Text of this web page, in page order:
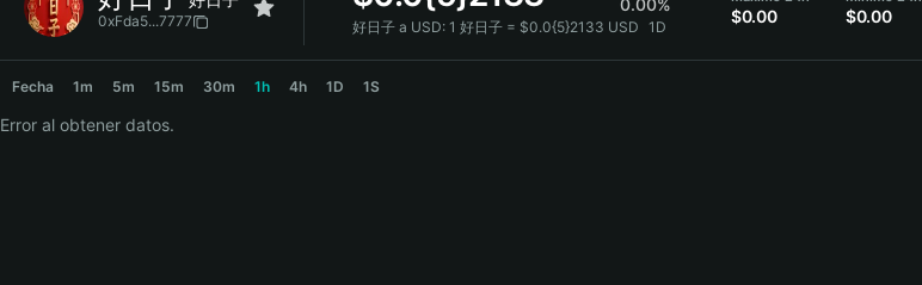
繁體中文
Bahasa Indonesia
हिन्दी
0xFda5...7777
0.00%
好日子 a USD: 1 好日子 = $0.0{5}2133 USD 1D
$0.00 $0.00
Fecha 1m 5m 15m 30m 1h 4h 1D 1S
Error al obtener datos.